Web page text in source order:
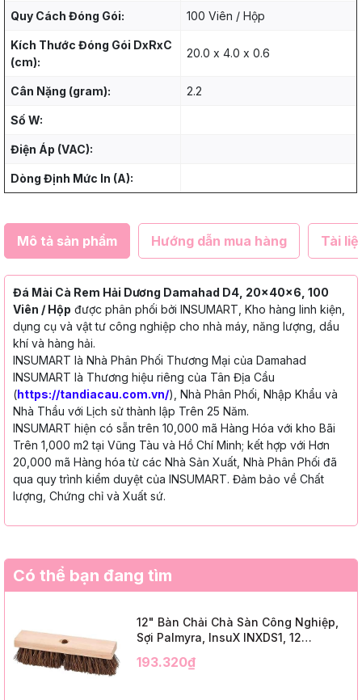
Quy Cách Đóng Gói: 100 Viên / Hộp
Kích Thước Đóng Gói DxRxC
(cm):
20.0 x 4.0 x 0.6
Cân Nặng (gram): 2.2
Số W:
Điện Áp (VAC):
Dòng Định Mức In (A):
Mô tả sản phẩm Hướng dẫn mua hàng Tài
Đá Mài Cà Rem Hải Dương Damahad D4, 20x40x6, 100
Viên / Hộp được phân phối bởi INSUMART, Kho hàng linh kiện,
dụng cụ và vật tư công nghiệp cho nhà máy, năng lượng, dầu
khí và hàng hải.
INSUMART là Nhà Phân Phối Thương Mại của Damahad
INSUMART là Thương hiệu riêng của Tân Địa Cầu
(https://tandiacau.com.vn/), Nhà Phân Phối, Nhập Khẩu và
Nhà Thầu với Lịch sử thành lập Trên 25 Năm.
INSUMART hiện có sẵn trên 10,000 mã Hàng Hóa với kho Bãi
Trên 1,000 m2 tại Vũng Tàu và Hồ Chí Minh; kết hợp với Hơn
20,000 mã Hàng hóa từ các Nhà Sản Xuất, Nhà Phân Phối đã
qua quy trình kiểm duyệt của INSUMART. Đảm bảo về Chất
lượng, Chứng chỉ và Xuất sứ.
Có thể bạn đang tìm
12" Bàn Chải Chà Sàn Công Nghiệp,
Sợi Palmyra, InsuX INXDS1, 12
Trim)
193.320₫